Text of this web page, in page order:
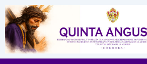
contenido